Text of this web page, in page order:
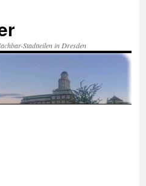
Stadtteilen in Dresden